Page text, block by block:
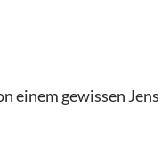
einem gewissen Jens